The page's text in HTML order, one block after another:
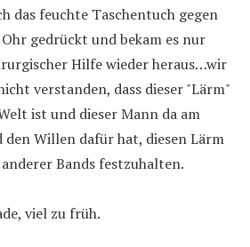
das feuchte Taschentuch gegen
gedrückt und bekam es nur
Hilfe wieder heraus…wir
verstanden, dass dieser "Lärm"
ist und dieser Mann da am
Willen dafür hat, diesen Lärm
Bands festzuhalten.
viel zu früh.